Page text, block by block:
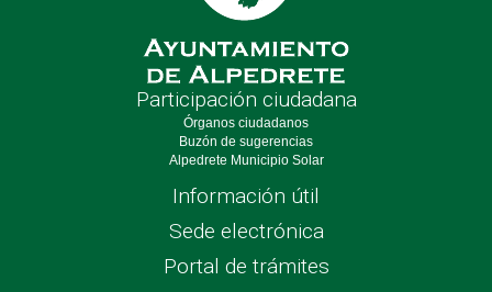
Participación ciudadana
Órganos ciudadanos
Buzón de sugerencias
Alpedrete Municipio Solar
Información útil
Sede electrónica
Portal de trámites